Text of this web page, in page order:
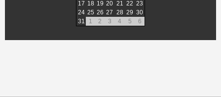
17 18 19 20 21 22 23
24 25 26 27 28 29 30
31
1 2 3 4 5 6